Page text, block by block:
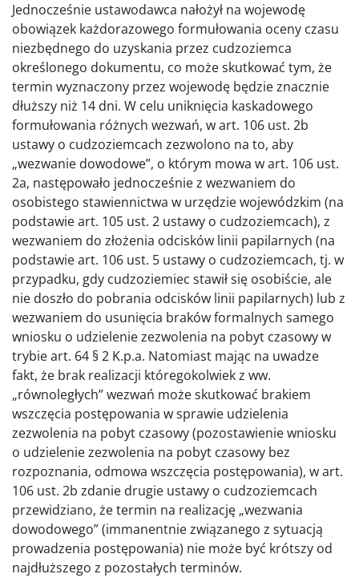
Jednocześnie ustawodawca nałożył na wojewodę
obowiązek każdorazowego formułowania oceny czasu
niezbędnego do uzyskania przez cudzoziemca
określonego dokumentu, co może skutkować tym, że
termin wyznaczony przez wojewodę będzie znacznie
dłuższy niż 14 dni. W celu uniknięcia kaskadowego
formułowania różnych wezwań, w art. 106 ust. 2b
ustawy o cudzoziemcach zezwolono na to, aby
„wezwanie dowodowe”, o którym mowa w art. 106 ust.
2a, następowało jednocześnie z wezwaniem do
osobistego stawiennictwa w urzędzie wojewódzkim (na
podstawie art. 105 ust. 2 ustawy o cudzoziemcach), z
wezwaniem do złożenia odcisków linii papilarnych (na
podstawie art. 106 ust. 5 ustawy o cudzoziemcach, tj. w
przypadku, gdy cudzoziemiec stawił się osobiście, ale
nie doszło do pobrania odcisków linii papilarnych) lub z
wezwaniem do usunięcia braków formalnych samego
wniosku o udzielenie zezwolenia na pobyt czasowy w
trybie art. 64 § 2 K.p.a. Natomiast mając na uwadze
fakt, że brak realizacji któregokolwiek z ww.
„równoległych” wezwań może skutkować brakiem
wszczęcia postępowania w sprawie udzielenia
zezwolenia na pobyt czasowy (pozostawienie wniosku
o udzielenie zezwolenia na pobyt czasowy bez
rozpoznania, odmowa wszczęcia postępowania), w art.
106 ust. 2b zdanie drugie ustawy o cudzoziemcach
przewidziano, że termin na realizację „wezwania
dowodowego” (immanentnie związanego z sytuacją
prowadzenia postępowania) nie może być krótszy od
najdłuższego z pozostałych terminów.